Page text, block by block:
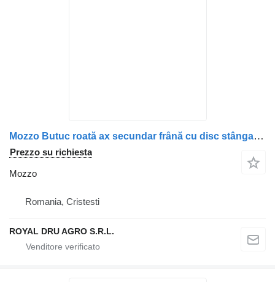
Mozzo Butuc roată ax secundar frână cu disc stânga per camion DAF (1887160, 1703801, 1963979)
Prezzo su richiesta
Mozzo
Romania, Cristesti
ROYAL DRU AGRO S.R.L.